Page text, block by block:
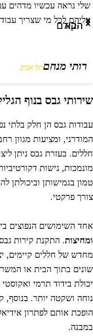
שלי נראה עכשיו מדהים
עליהם לכל מי שצריך
רותי מנחםתל אביב
הקודם
הבא
גבס בנוף
גבס הן חלק בלתי
ומציעות מגוון
בעזרת גבס ניתן
נישות
בגמישותן וביכולתן
פרקטי.
השימושים הנפוצים
. התקנת קירות
של חללים קיימים,
בתוך הבית או
בידוד תרמי
ושקטה יותר. בנוסף,
אותם לפתרון